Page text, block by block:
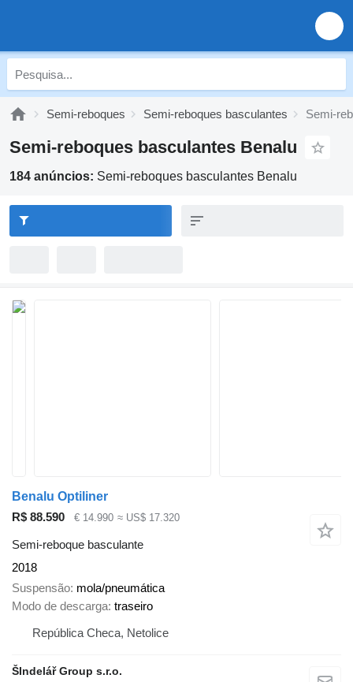
Semi-reboques Semi-reboques basculantes Semi-
Semi-reboques basculantes Benalu
184 anúncios: Semi-reboques basculantes Benalu
Benalu Optiliner
R$ 88.590
€ 14.990 ≈ US$ 17.320
Semi-reboque basculante
2018
Suspensão mola/pneumática
Modo de descarga traseiro
República Checa, Netolice
ŠIndelář Group s.r.o.